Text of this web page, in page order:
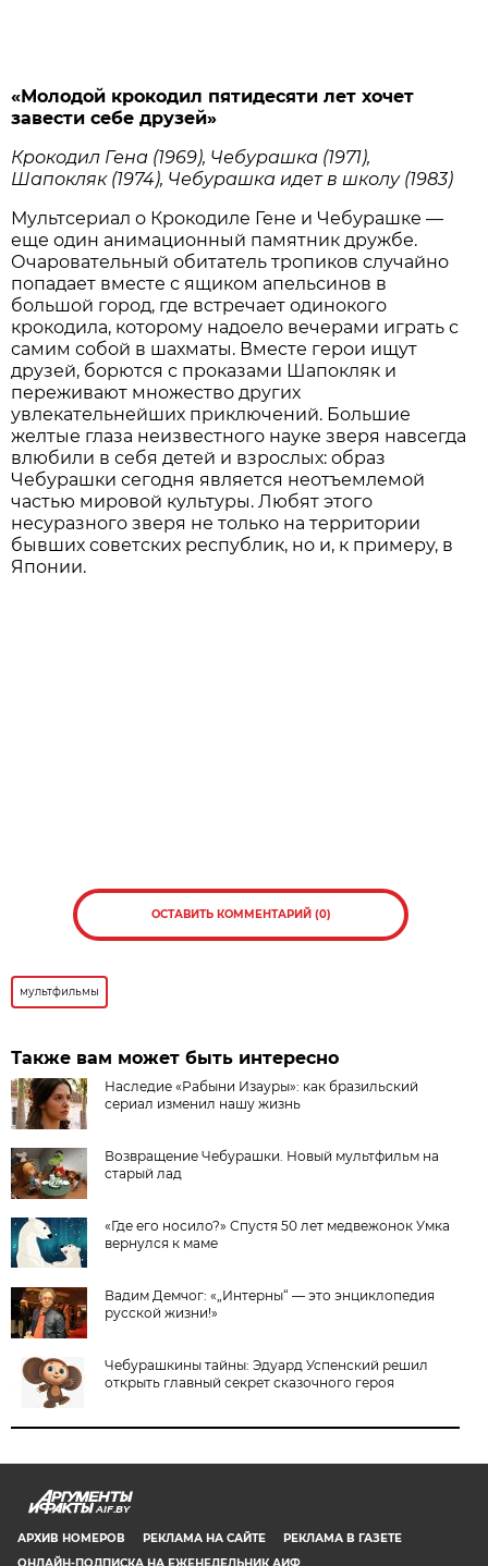
«Молодой крокодил пятидесяти лет хочет
завести себе друзей»
Крокодил Гена (1969), Чебурашка (1971),
Шапокляк (1974), Чебурашка идет в школу (1983)
Мультсериал о Крокодиле Гене и Чебурашке —
еще один анимационный памятник дружбе.
Очаровательный обитатель тропиков случайно
попадает вместе с ящиком апельсинов в
большой город, где встречает одинокого
крокодила, которому надоело вечерами играть с
самим собой в шахматы. Вместе герои ищут
друзей, борются с проказами Шапокляк и
переживают множество других
увлекательнейших приключений. Большие
желтые глаза неизвестного науке зверя навсегда
влюбили в себя детей и взрослых: образ
Чебурашки сегодня является неотъемлемой
частью мировой культуры. Любят этого
несуразного зверя не только на территории
бывших советских республик, но и, к примеру, в
Японии.
ОСТАВИТЬ КОММЕНТАРИЙ (0)
мультфильмы
Также вам может быть интересно
Наследие «Рабыни Изауры»: как бразильский
сериал изменил нашу жизнь
Возвращение Чебурашки. Новый мультфильм на
старый лад
«Где его носило?» Спустя 50 лет медвежонок Умка
вернулся к маме
Вадим Демчог: «„Интерны“ — это энциклопедия
русской жизни!»
Чебурашкины тайны: Эдуард Успенский решил
открыть главный секрет сказочного героя
AIF.BY
АРХИВ НОМЕРОВ РЕКЛАМА НА САЙТЕ
РЕКЛАМА В ГАЗЕТЕ